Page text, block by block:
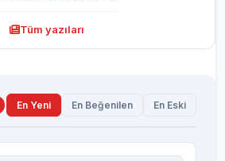
Tüm yazıları
En Yeni En Beğenilen En Eski